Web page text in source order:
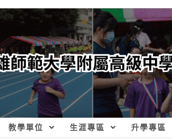
教學單位 生涯專區 升學專區